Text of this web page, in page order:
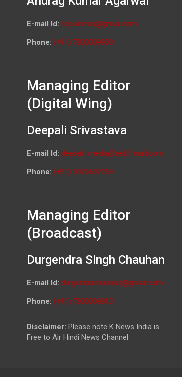
E-mail Id: ceo.knews@gmail.com
Phone: (+91) 7800009900
Managing Editor
(Digital Wing)
Deepali Srivastava
E-mail Id: deepali_media@rediffmail.com
Phone: (+91) 9026692259
Managing Editor
(Broadcast)
Durgendra Singh Chauhan
E-mail Id: durgendrachauhan@gmail.com
Phone: (+91) 7800009813
Disclaimer: Please note K News India is
Free to Air Hindi News Channel